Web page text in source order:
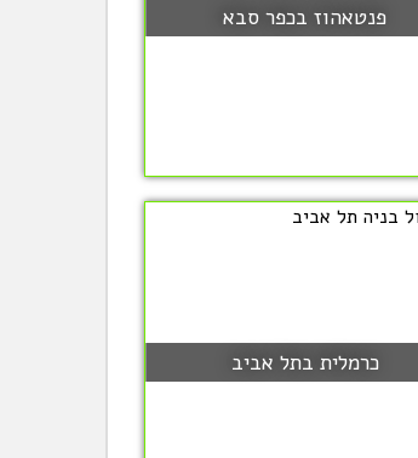
פנטאהוז בכפר סבא
כרמלית בתל אביב